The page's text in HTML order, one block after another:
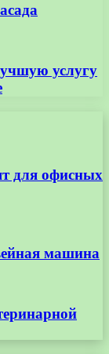
услугу
для офисных
машина